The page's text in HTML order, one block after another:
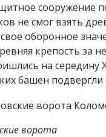
сооружение
не смог взять
оборонное
крепость за
на середину
башен подвергли
ворота